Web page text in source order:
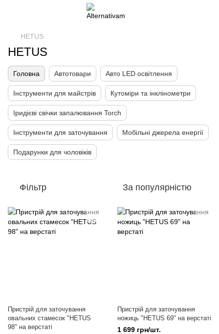
HETUS
HETUS
Головна Автотовари Авто LED освітлення
Інструменти для майстрів Кутоміри та інклінометри
Іридієві свічки запалювання Torch
Інструменти для заточування Мобільні джерела енергії
Подарунки для чоловіків
Фільтр За популярністю
Пристрій для заточування
овальних стамесок "HETUS
98" на верстаті
Пристрій для заточування
ножиць "HETUS 69" на верстаті
1 699 грн/шт.